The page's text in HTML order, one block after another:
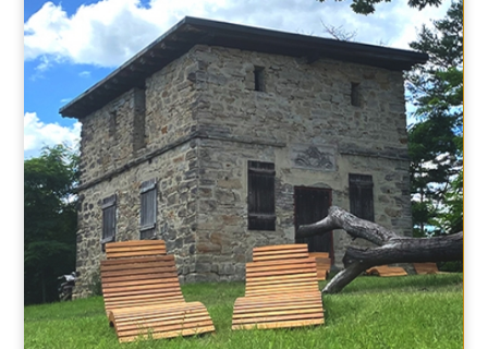
WELLNESS